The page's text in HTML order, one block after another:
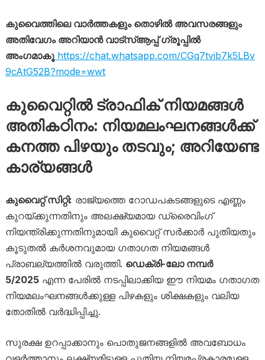
കുവൈത്തിലെ വാർത്തകളും തൊഴിൽ അവസരങ്ങളും
അതിവേഗം അറിയാൻ വാട്സ്ആപ്പ് ഗ്രൂപ്പിൽ
അംഗമാകൂhttps://chat.whatsapp.com/CGq7tvib7k5LBv
9cAtG52B?mode=wwt
കുവൈറ്റിൽ ട്രാഫിക് നിയമങ്ങൾ
അതികഠിനം: നിയമലംഘനങ്ങൾക്ക്
കനത്ത പിഴയും തടവും; അറിയേണ്ട
കാര്യങ്ങൾ
കുവൈറ്റ് സിറ്റി: രാജ്യത്തെ റോഡപകടങ്ങളുടെ എണ്ണം
കുറയ്ക്കുന്നതിനും അലക്ഷ്യമായ ഡ്രൈവിംഗ്
നിയന്ത്രിക്കുന്നതിനുമായി കുവൈറ്റ് സർക്കാർ പുതിയതും
കൂടുതൽ കർശനവുമായ ഗതാഗത നിയമങ്ങൾ
പ്രാബല്യത്തിൽ വരുത്തി. ഡെക്രി-ലോ നമ്പർ
5/2025എന്ന പേരിൽ നടപ്പിലാക്കിയ ഈ നിയമം ഗതാഗത
നിയമലംഘനങ്ങൾക്കുള്ള പിഴകളും ശിക്ഷകളും വലിയ
തോതിൽ വർദ്ധിപ്പിച്ചു.
സുരക്ഷ ഉറപ്പാക്കാനും പൊതുജനങ്ങളിൽ അവബോധം